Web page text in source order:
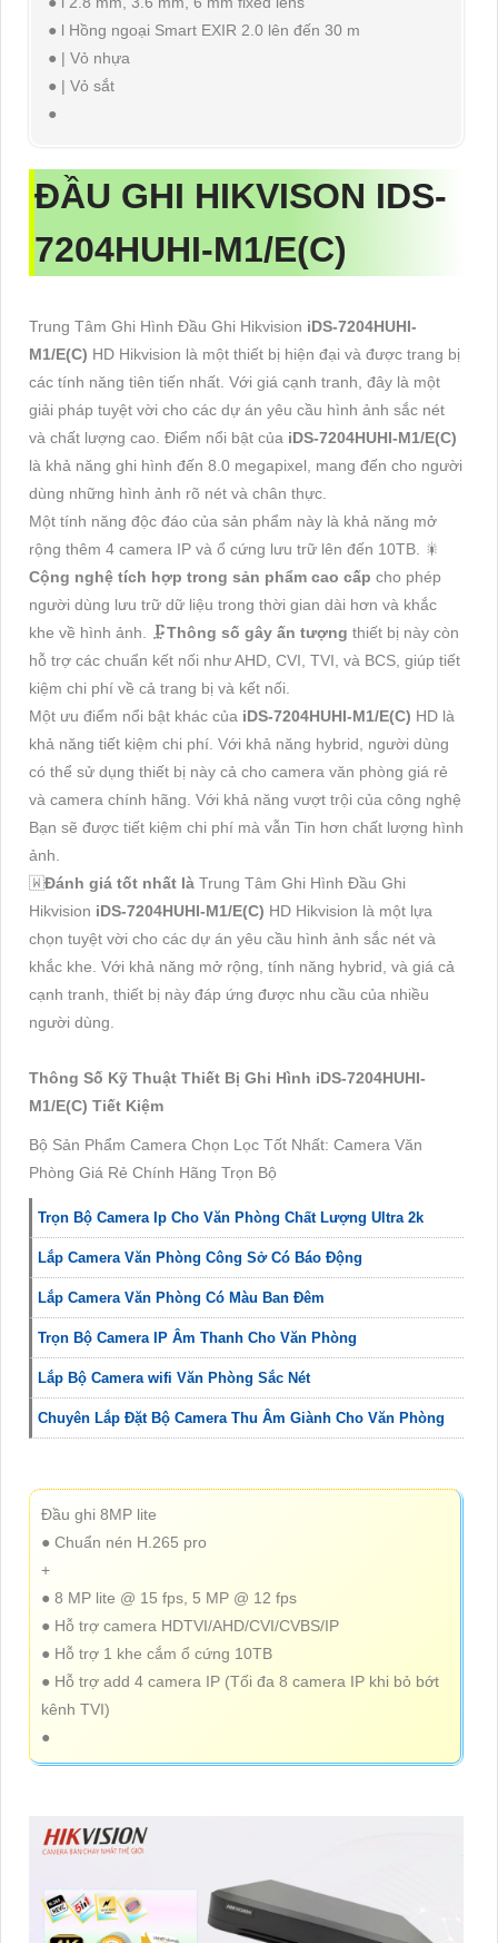
● l Hồng ngoại Smart EXIR 2.0 lên đến 30 m
● | Vỏ nhựa
● | Vỏ sắt
●
ĐẦU GHI HIKVISON IDS-
7204HUHI-M1/E(C)
Trung Tâm Ghi Hình Đầu Ghi Hikvision iDS-7204HUHI-
M1/E(C) HD Hikvision là một thiết bị hiện đại và được trang bị
các tính năng tiên tiến nhất. Với giá cạnh tranh, đây là một
giải pháp tuyệt vời cho các dự án yêu cầu hình ảnh sắc nét
và chất lượng cao. Điểm nổi bật của iDS-7204HUHI-M1/E(C)
là khả năng ghi hình đến 8.0 megapixel, mang đến cho người
dùng những hình ảnh rõ nét và chân thực.
Một tính năng độc đáo của sản phẩm này là khả năng mở
rộng thêm 4 camera IP và ổ cứng lưu trữ lên đến 10TB. 🎇
Cộng nghệ tích hợp trong sản phẩm cao cấp cho phép
người dùng lưu trữ dữ liệu trong thời gian dài hơn và khắc
khe về hình ảnh. 🗜️Thông số gây ấn tượng thiết bị này còn
hỗ trợ các chuẩn kết nối như AHD, CVI, TVI, và BCS, giúp tiết
kiệm chi phí về cả trang bị và kết nối.
Một ưu điểm nổi bật khác của iDS-7204HUHI-M1/E(C) HD là
khả năng tiết kiệm chi phí. Với khả năng hybrid, người dùng
có thể sử dụng thiết bị này cả cho camera văn phòng giá rẻ
và camera chính hãng. Với khả năng vượt trội của công nghệ
Bạn sẽ được tiết kiệm chi phí mà vẫn Tin hơn chất lượng hình
ảnh.
🇼Đánh giá tốt nhất là Trung Tâm Ghi Hình Đầu Ghi
Hikvision iDS-7204HUHI-M1/E(C) HD Hikvision là một lựa
chọn tuyệt vời cho các dự án yêu cầu hình ảnh sắc nét và
khắc khe. Với khả năng mở rộng, tính năng hybrid, và giá cả
cạnh tranh, thiết bị này đáp ứng được nhu cầu của nhiều
người dùng.
Thông Số Kỹ Thuật Thiết Bị Ghi Hình iDS-7204HUHI-
M1/E(C) Tiết Kiệm
Bộ Sản Phẩm Camera Chọn Lọc Tốt Nhất: Camera Văn
Phòng Giá Rẻ Chính Hãng Trọn Bộ
Trọn Bộ Camera Ip Cho Văn Phòng Chất Lượng Ultra 2k
Lắp Camera Văn Phòng Công Sở Có Báo Động
Lắp Camera Văn Phòng Có Màu Ban Đêm
Trọn Bộ Camera IP Âm Thanh Cho Văn Phòng
Lắp Bộ Camera wifi Văn Phòng Sắc Nét
Chuyên Lắp Đặt Bộ Camera Thu Âm Giành Cho Văn Phòng
Đầu ghi 8MP lite
● Chuẩn nén H.265 pro
+
● 8 MP lite @ 15 fps, 5 MP @ 12 fps
● Hỗ trợ camera HDTVI/AHD/CVI/CVBS/IP
● Hỗ trợ 1 khe cắm ổ cứng 10TB
● Hỗ trợ add 4 camera IP (Tối đa 8 camera IP khi bỏ bớt
kênh TVI)
●